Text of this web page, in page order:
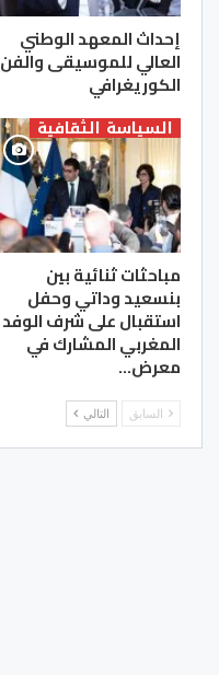
إحداث المعهد الوطني
العالي للموسيقى والفن
الكوريغرافي
السياسة الثقافية
مباحثات ثنائية بين
بنسعيد وداتي وحفل
استقبال على شرف الوفد
المغربي المشارك في
معرض…
السابق التالي